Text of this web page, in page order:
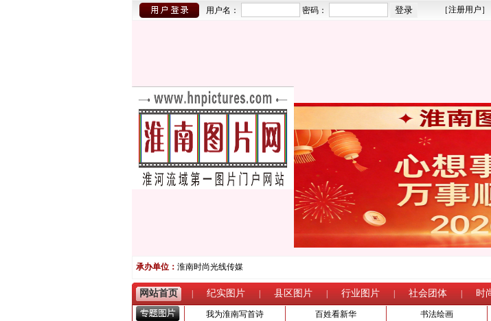
用户名： 密码： ［注册用户
承办单位： 淮南时尚光线传媒
网站首页 纪实图片 县区图片 行业图片 社会团体 时
我为淮南写首诗 百姓看新华 书法绘画